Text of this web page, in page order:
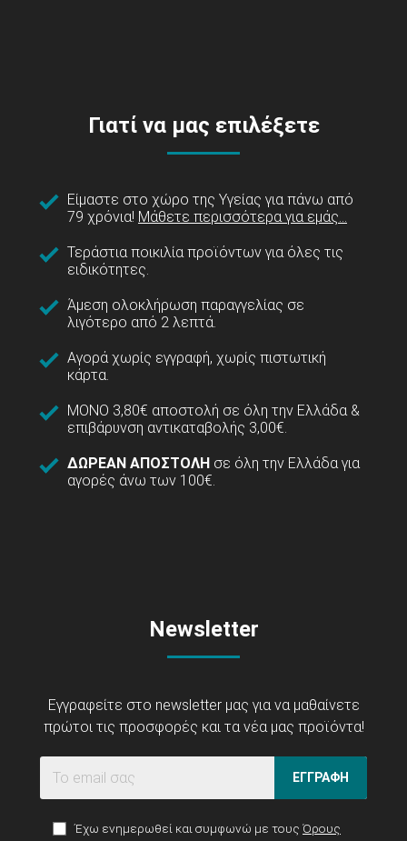
Γιατί να μας επιλέξετε
Είμαστε στο χώρο της Υγείας για πάνω από
79 χρόνια! Μάθετε περισσότερα για εμάς...
Τεράστια ποικιλία προϊόντων για όλες τις
ειδικότητες.
Άμεση ολοκλήρωση παραγγελίας σε
λιγότερο από 2 λεπτά.
Αγορά χωρίς εγγραφή, χωρίς πιστωτική
κάρτα.
ΜΟΝΟ 3,80€ αποστολή σε όλη την Ελλάδα &
επιβάρυνση αντικαταβολής 3,00€.
ΔΩΡΕΑΝ ΑΠΟΣΤΟΛΗ σε όλη την Ελλάδα για
αγορές άνω των 100€.
Newsletter
Εγγραφείτε στο newsletter μας για να μαθαίνετε
πρώτοι τις προσφορές και τα νέα μας προϊόντα!
ΕΓΓΡΑΦΗ
Έχω ενημερωθεί και συμφωνώ με τους Όρους